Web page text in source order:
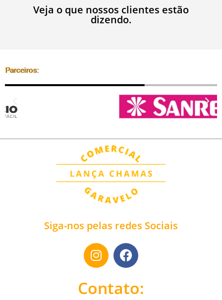
Veja o que nossos clientes estão
dizendo.
Parceiros:
Siga-nos pelas redes Sociais
Contato: